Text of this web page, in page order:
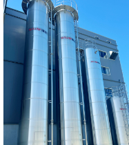
化工行业
塑料行业
新材料行业
锂电行业